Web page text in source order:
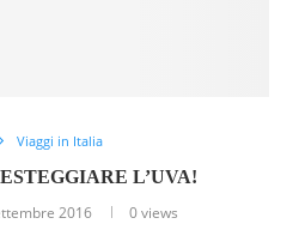
Viaggi in Italia
L’UVA!
2016 0 views